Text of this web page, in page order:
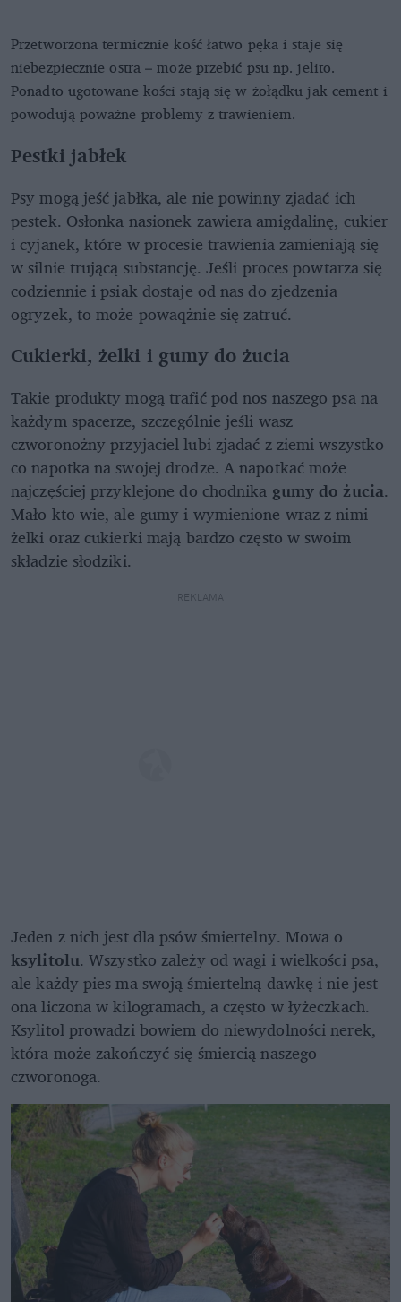
Przetworzona termicznie kość łatwo pęka i staje się
niebezpiecznie ostra – może przebić psu np. jelito.
Ponadto ugotowane kości stają się w żołądku jak cement i
powodują poważne problemy z trawieniem.
Pestki jabłek
Psy mogą jeść jabłka, ale nie powinny zjadać ich
pestek. Osłonka nasionek zawiera amigdalinę, cukier
i cyjanek, które w procesie trawienia zamieniają się
w silnie trującą substancję. Jeśli proces powtarza się
codziennie i psiak dostaje od nas do zjedzenia
ogryzek, to może powaqżnie się zatruć.
Cukierki, żelki i gumy do żucia
Takie produkty mogą trafić pod nos naszego psa na
każdym spacerze, szczególnie jeśli wasz
czworonożny przyjaciel lubi zjadać z ziemi wszystko
co napotka na swojej drodze. A napotkać może
najczęściej przyklejone do chodnika gumy do żucia.
Mało kto wie, ale gumy i wymienione wraz z nimi
żelki oraz cukierki mają bardzo często w swoim
składzie słodziki.
REKLAMA
Jeden z nich jest dla psów śmiertelny. Mowa o
ksylitolu. Wszystko zależy od wagi i wielkości psa,
ale każdy pies ma swoją śmiertelną dawkę i nie jest
ona liczona w kilogramach, a często w łyżeczkach.
Ksylitol prowadzi bowiem do niewydolności nerek,
która może zakończyć się śmiercią naszego
czworonoga.